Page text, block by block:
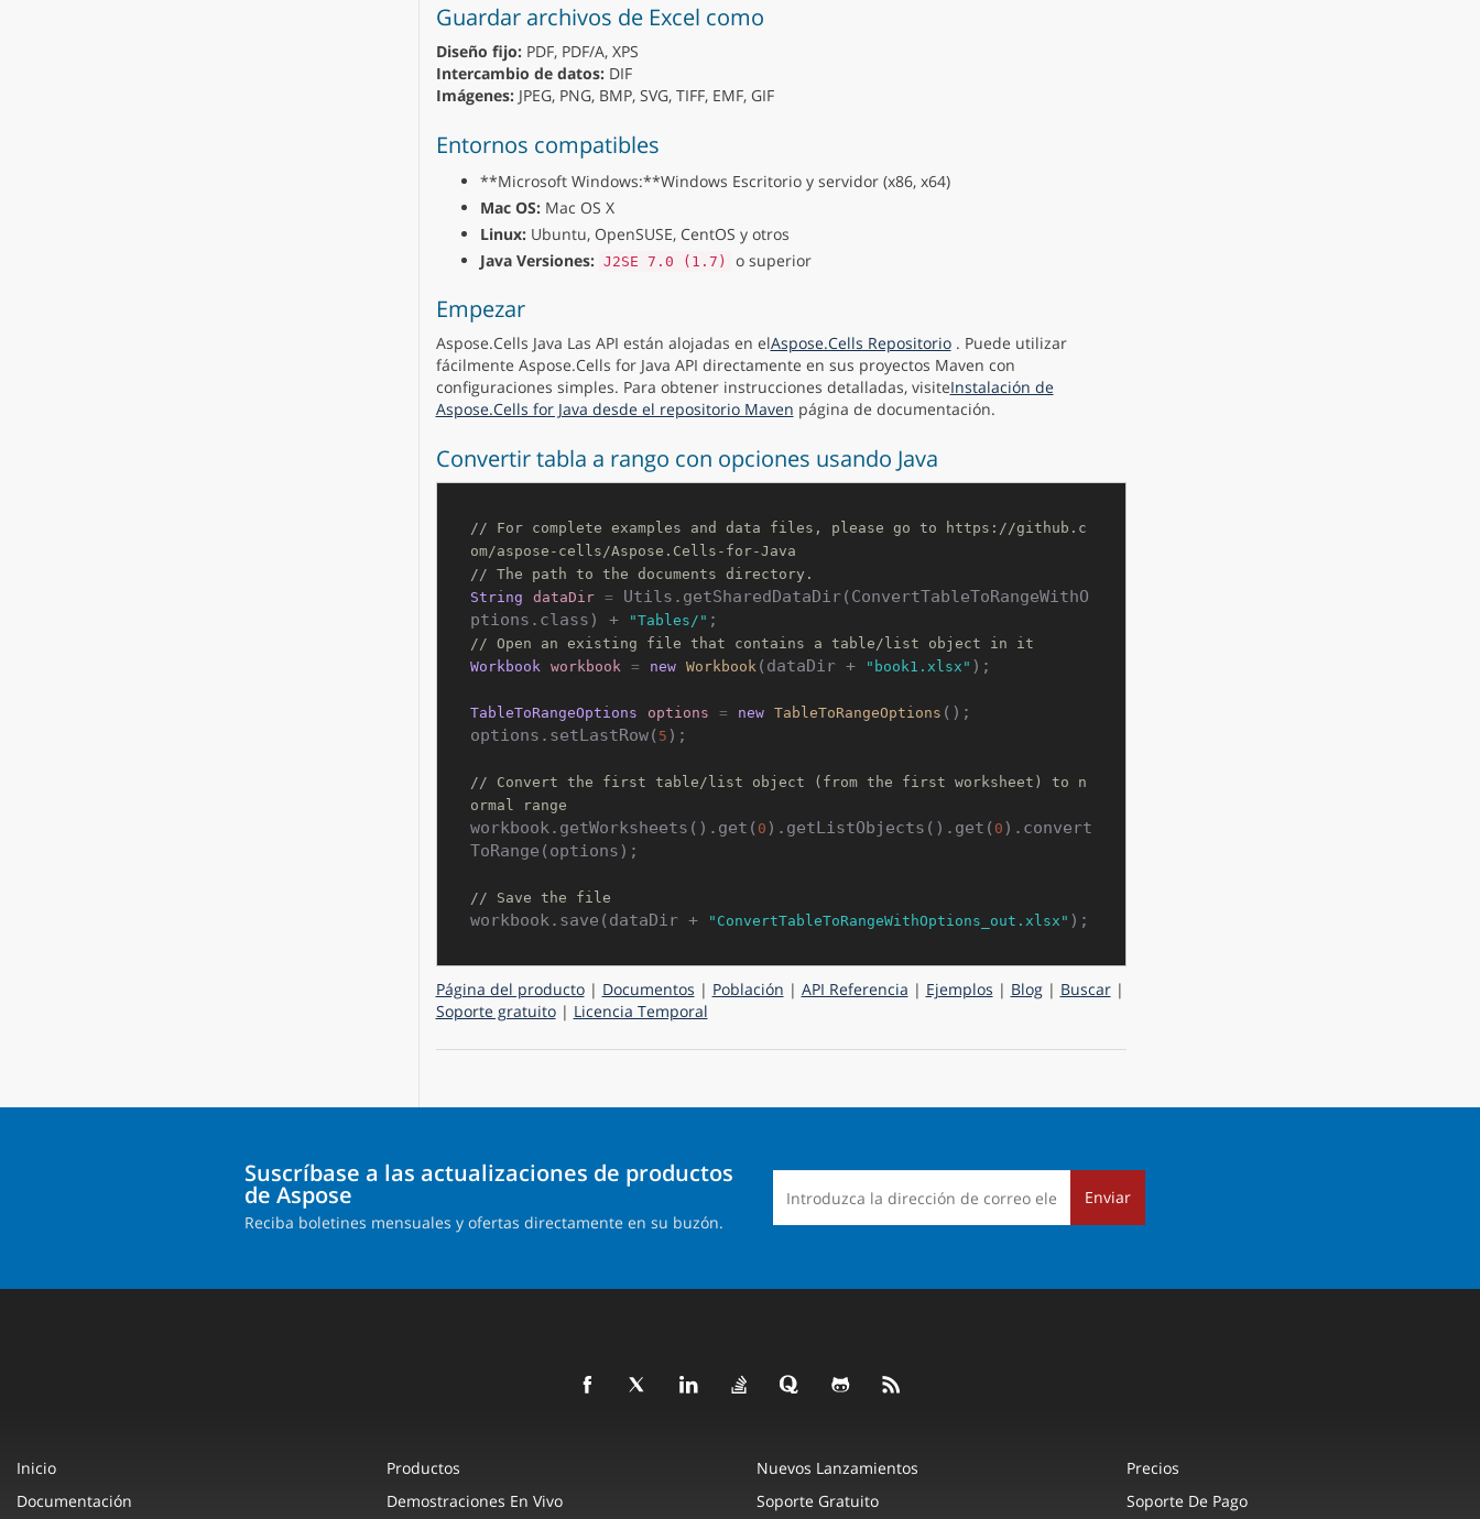
Guardar archivos de Excel como
Diseño fijo:PDF, PDF/A, XPS
Intercambio de datos:DIF
Imágenes:JPEG, PNG, BMP, SVG, TIFF, EMF, GIF
Entornos compatibles
**Microsoft Windows:**Windows Escritorio y servidor (x86, x64)
Mac OS:Mac OS X
Linux:Ubuntu, OpenSUSE, CentOS y otros
Java Versiones: J2SE 7.0 (1.7) o superior
Empezar
Aspose.Cells Java Las API están alojadas en elAspose.Cells Repositorio. Puede utilizar
fácilmente Aspose.Cells for Java API directamente en sus proyectos Maven con
configuraciones simples. Para obtener instrucciones detalladas, visiteInstalación de
Aspose.Cells for Java desde el repositorio Maven página de documentación.
Convertir tabla a rango con opciones usando Java
// For complete examples and data files, please go to https://github.c
om/aspose-cells/Aspose.Cells-for-Java
// The path to the documents directory.
String
dataDir =
Utils.getSharedDataDir(ConvertTableToRangeWithO
ptions.class) +
"Tables/"
// Open an existing file that contains a table/list object in it
Workbook
workbook = new Workbook (dataDir + "book1.xlsx" );
TableToRangeOptions options = new TableToRangeOptions ();
options.setLastRow( 5 );
// Convert the first table/list object (from the first worksheet) to n
ormal range
workbook.getWorksheets().get( 0 ).getListObjects().get( 0 ).convert
ToRange(options);
// Save the file
workbook.save(dataDir + "ConvertTableToRangeWithOptions_out.xlsx"
Página del producto| Documentos | Población | API Referencia | Ejemplos | Blog| Buscar|
Soporte gratuito| Licencia Temporal
Suscríbase a las actualizaciones de productos
de Aspose
Reciba boletines mensuales y ofertas directamente en su buzón.
Enviar
Inicio Productos Nuevos Lanzamientos
Precios
Documentación
Demostraciones En Vivo Soporte Gratuito Soporte De Pago